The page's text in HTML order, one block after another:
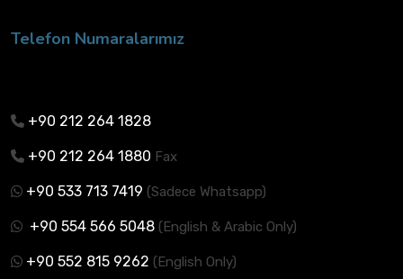
Telefon Numaralarımız
+90 212 264 1828
+90 212 264 1880 Fax
+90 533 713 7419 (Sadece Whatsapp)
+90 554 566 5048 (English & Arabic Only)
+90 552 815 9262 (English Only)